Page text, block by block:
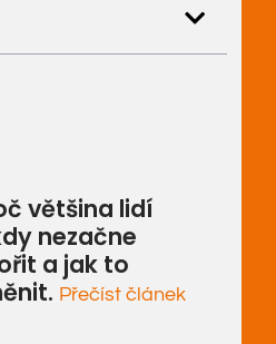
většina lidí
nezačne
a jak to
Přečíst článek